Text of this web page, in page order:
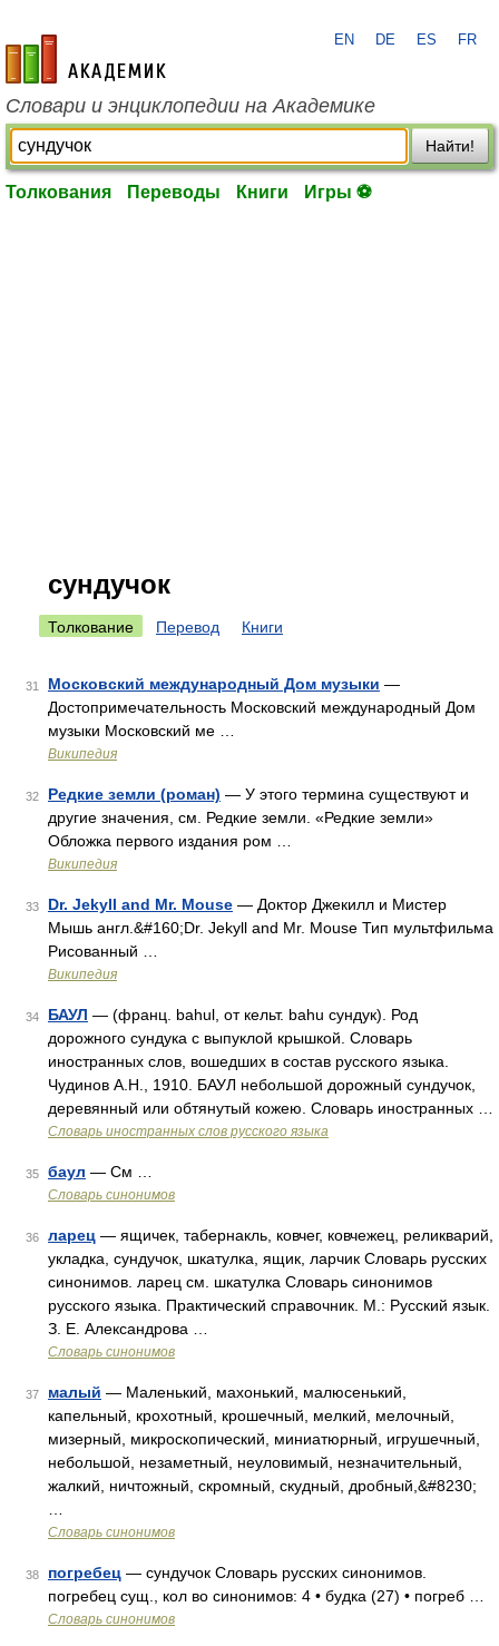
academic.ru
EN DE ES FR
Словари и энциклопедии на Академике
Найти!
Толкования Переводы Книги Игры ⚽
сундучок
Толкование Перевод Книги
31 Московский международный Дом музыки —
Достопримечательность Московский международный Дом
музыки Московский ме …
Википедия
32 Редкие земли (роман) — У этого термина существуют и
другие значения, см. Редкие земли. «Редкие земли»
Обложка первого издания ром …
Википедия
33 Dr. Jekyll and Mr. Mouse — Доктор Джекилл и Мистер
Мышь англ.&#160;Dr. Jekyll and Mr. Mouse Тип мультфильма
Рисованный …
Википедия
34 БАУЛ — (франц. bahul, от кельт. bahu сундук). Род
дорожного сундука с выпуклой крышкой. Словарь
иностранных слов, вошедших в состав русского языка.
Чудинов А.Н., 1910. БАУЛ небольшой дорожный сундучок,
деревянный или обтянутый кожею. Словарь иностранных …
Словарь иностранных слов русского языка
35 баул — См …
Словарь синонимов
36 ларец — ящичек, табернакль, ковчег, ковчежец, реликварий,
укладка, сундучок, шкатулка, ящик, ларчик Словарь русских
синонимов. ларец см. шкатулка Словарь синонимов
русского языка. Практический справочник. М.: Русский язык.
З. Е. Александрова …
Словарь синонимов
37 малый — Маленький, махонький, малюсенький,
капельный, крохотный, крошечный, мелкий, мелочный,
мизерный, микроскопический, миниатюрный, игрушечный,
небольшой, незаметный, неуловимый, незначительный,
жалкий, ничтожный, скромный, скудный, дробный,&#8230;
Словарь синонимов
38 погребец — сундучок Словарь русских синонимов.
погребец сущ., кол во синонимов: 4 • будка (27) • погреб …
Словарь синонимов